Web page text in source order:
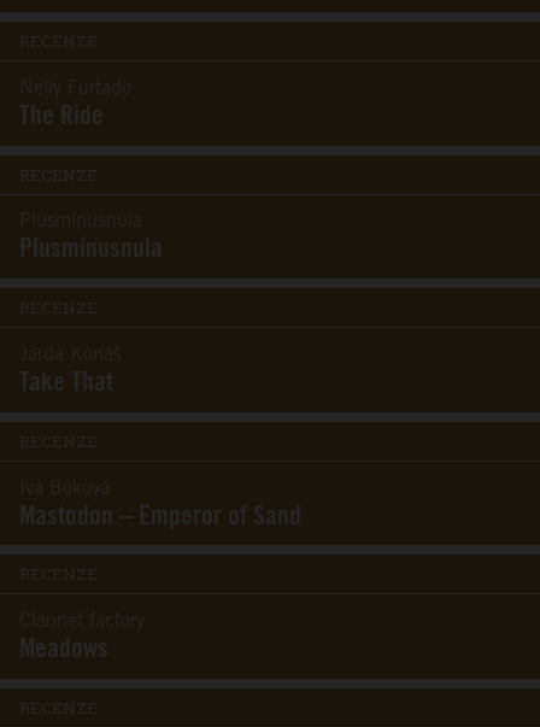
RECENZE
Nelly Furtado
The Ride
RECENZE
Plusmínusnula
Plusmínusnula
RECENZE
Jarda Konáš
Take That
RECENZE
Iva Boková
Mastodon – Emperor of Sand
RECENZE
Clarinet factory
Meadows
RECENZE